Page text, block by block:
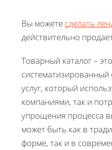
Вы можете сделать
действительно
Товарный каталог – это
систематизированный
услуг, который
компаниями, так и
упрощения процесса
может быть как в
форме, так и в